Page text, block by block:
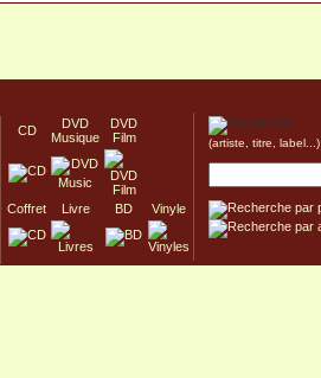
CD
DVD
Musique
DVD
Film
Coffret Livre BD Vinyle
(artiste, titre, label...)